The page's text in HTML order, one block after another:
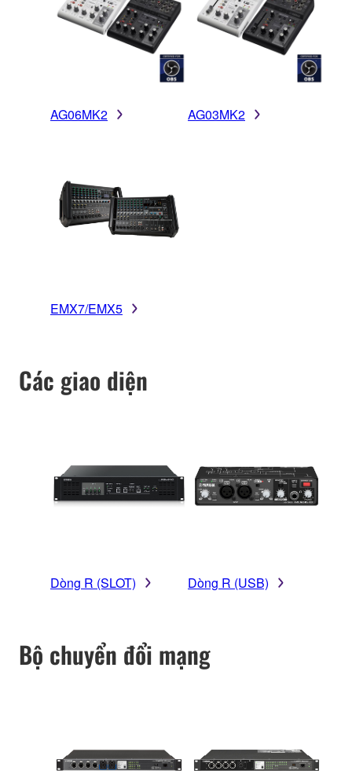
AG06MK2 AG03MK2
EMX7/EMX5
Các giao diện
Dòng R (SLOT) Dòng R (USB)
Bộ chuyển đổi mạng